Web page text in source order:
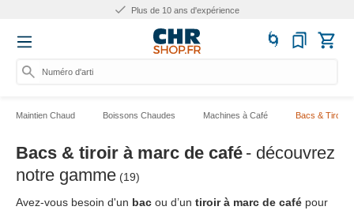
Plus de 10 ans d'expérience
Numéro d'article, cat
Maintien Chaud Boissons Chaudes Machines à Café Bacs & Tiroirs
Bacs & tiroir à marc de café - découvrez
notre gamme (19)
Avez-vous besoin d'un bac ou d’un tiroir à marc de café pour